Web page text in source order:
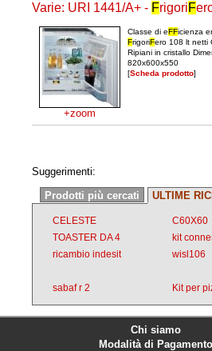
Varie: URI 1441/A+ - FrigoriF
+zoom
Classe di eFFicienza
FrigoriFero 108 lt netti
Ripiani in cristallo
820x600x550
[Scheda prodotto]
Suggerimenti:
Prodotti più cercati
ULTIME
CELESTE
C60X60
TOASTER DA 4
kit
ricambio indesit
wisl106
sabaf r 2 Kit per
Chi siamo
Modalità di Pagamento